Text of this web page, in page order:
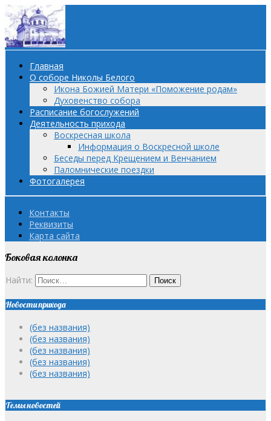
Главная
О соборе Николы Белого
Икона Божией Матери «Поможение родам»
Духовенство собора
Расписание богослужений
Деятельность прихода
Воскресная школа
Информация о Воскресной школе
Беседы перед Крещением и Венчанием
Паломнические поездки
Фотогалерея
Контакты
Реквизиты
Карта сайта
Боковая колонка
Найти:
Новости прихода
(без названия)
(без названия)
(без названия)
(без названия)
(без названия)
Темы новостей